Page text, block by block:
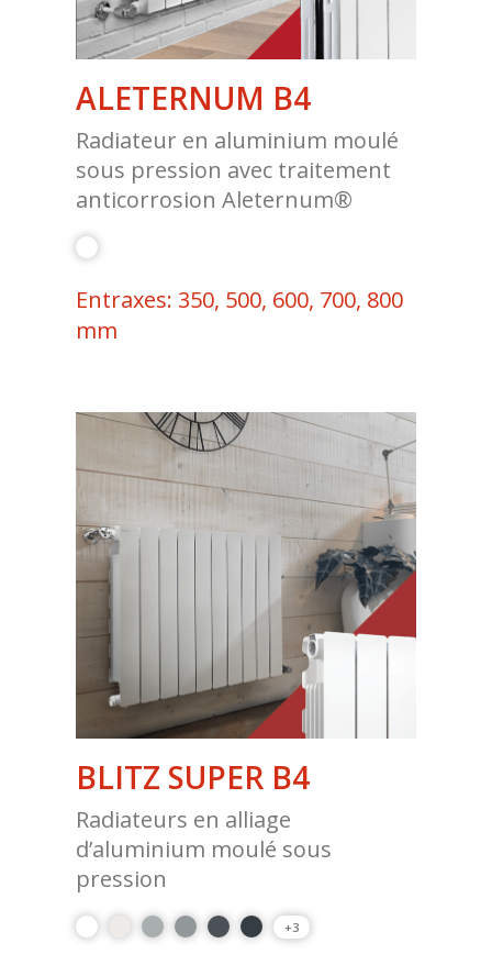
ALETERNUM B4
Radiateur en aluminium moulé
sous pression avec traitement
anticorrosion Aleternum®
Entraxes: 350, 500, 600, 700, 800
mm
BLITZ SUPER B4
Radiateurs en alliage
d’aluminium moulé sous
pression
+3